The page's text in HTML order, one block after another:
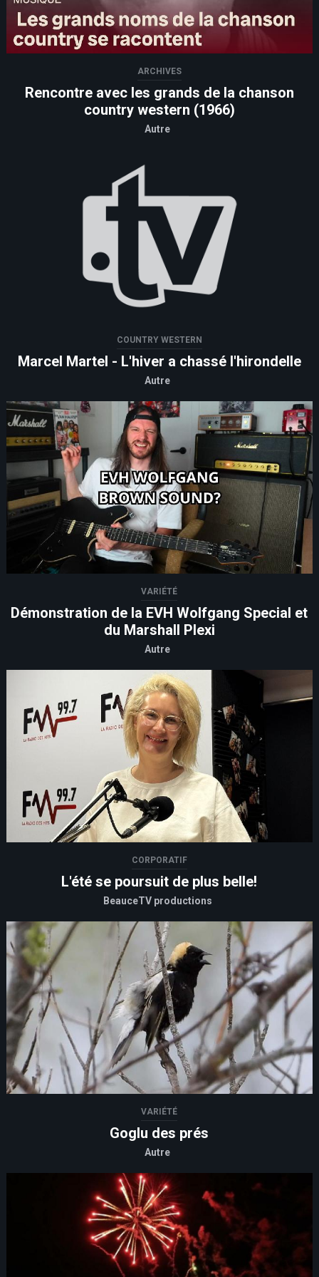
ARCHIVES
Rencontre avec les grands de la chanson
country western (1966)
Autre
COUNTRY WESTERN
Marcel Martel - L'hiver a chassé l'hirondelle
Autre
VARIÉTÉ
Démonstration de la EVH Wolfgang Special et
du Marshall Plexi
Autre
CORPORATIF
L'été se poursuit de plus belle!
BeauceTV productions
VARIÉTÉ
Goglu des prés
Autre